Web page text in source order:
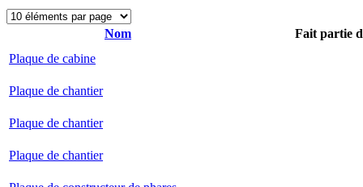
Nom
Fait partie
Plaque de cabine
Plaque de chantier
Plaque de chantier
Plaque de chantier